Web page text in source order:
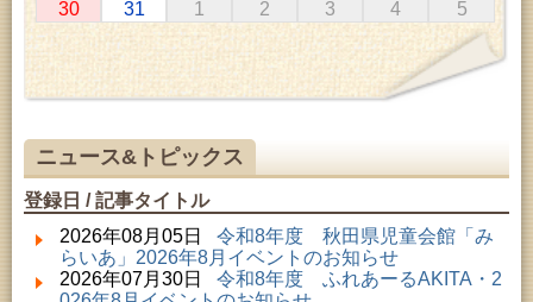
う－みんなの読みたい！知りたい！学びたい！をお
手伝いします－」（資料展示）
2026年07月25日 ～ 2026年09月06日 (美郷町)
美郷町学友館特別展「加藤明見 森に生きるツキノワ
グマ～1年の記録～」
乳幼児・青少年教育「夏休み資料展示」
2026年08月01日 ～ 2026年08月30日 (秋田市)
成人教育「研修室開放」
2026年08月01日 ～ 2026年08月23日 (秋田市)
乳幼児・青少年教育「図書館クイズラリー」
2026年08月01日 ～ 2026年09月23日 (秋田市)
おかえりなさい！佐竹本三十六歌仙絵とゆかりの名
品
30
31 1 2 3 4 5
ニュース&トピックス
登録日 / 記事タイトル
2026年08月05日 令和8年度 秋田県児童会館「み
らいあ」2026年8月イベントのお知らせ
2026年07月30日 令和8年度 ふれあーるAKITA・2